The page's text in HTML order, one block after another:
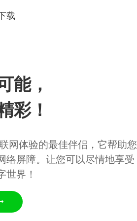
载
能，
彩！
网体验的最佳伴侣，它帮助您
络屏障。让您可以尽情地享受
世界！